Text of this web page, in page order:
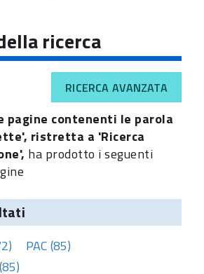
ricerca
RICERCA AVANZATA
pagine contenenti le parola
ristretta a 'Ricerca
ha prodotto i seguenti
PAC (85)